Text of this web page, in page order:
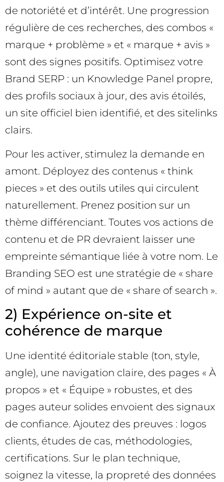
de notoriété et d’intérêt. Une progression
régulière de ces recherches, des combos «
marque + problème » et « marque + avis »
sont des signes positifs. Optimisez votre
Brand SERP : un Knowledge Panel propre,
des profils sociaux à jour, des avis étoilés,
un site officiel bien identifié, et des sitelinks
clairs.
Pour les activer, stimulez la demande en
amont. Déployez des contenus « think
pieces » et des outils utiles qui circulent
naturellement. Prenez position sur un
thème différenciant. Toutes vos actions de
contenu et de PR devraient laisser une
empreinte sémantique liée à votre nom. Le
Branding SEO est une stratégie de « share
of mind » autant que de « share of search ».
2) Expérience on-site et
cohérence de marque
Une identité éditoriale stable (ton, style,
angle), une navigation claire, des pages « À
propos » et « Équipe » robustes, et des
pages auteur solides envoient des signaux
de confiance. Ajoutez des preuves : logos
clients, études de cas, méthodologies,
certifications. Sur le plan technique,
soignez la vitesse, la propreté des données